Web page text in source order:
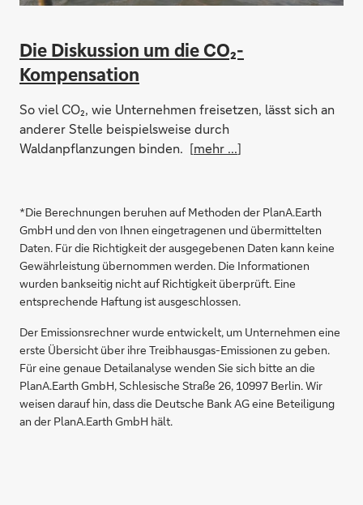
Die Diskussion um die CO₂-
Kompensation
So viel CO₂, wie Unternehmen freisetzen, lässt sich an
anderer Stelle beispielsweise durch
Waldanpflanzungen binden. [mehr ...]
*Die Berechnungen beruhen auf Methoden der PlanA.Earth
GmbH und den von Ihnen eingetragenen und übermittelten
Daten. Für die Richtigkeit der ausgegebenen Daten kann keine
Gewährleistung übernommen werden. Die Informationen
wurden bankseitig nicht auf Richtigkeit überprüft. Eine
entsprechende Haftung ist ausgeschlossen.
Der Emissionsrechner wurde entwickelt, um Unternehmen eine
erste Übersicht über ihre Treibhausgas-Emissionen zu geben.
Für eine genaue Detailanalyse wenden Sie sich bitte an die
PlanA.Earth GmbH, Schlesische Straße 26, 10997 Berlin. Wir
weisen darauf hin, dass die Deutsche Bank AG eine Beteiligung
an der PlanA.Earth GmbH hält.